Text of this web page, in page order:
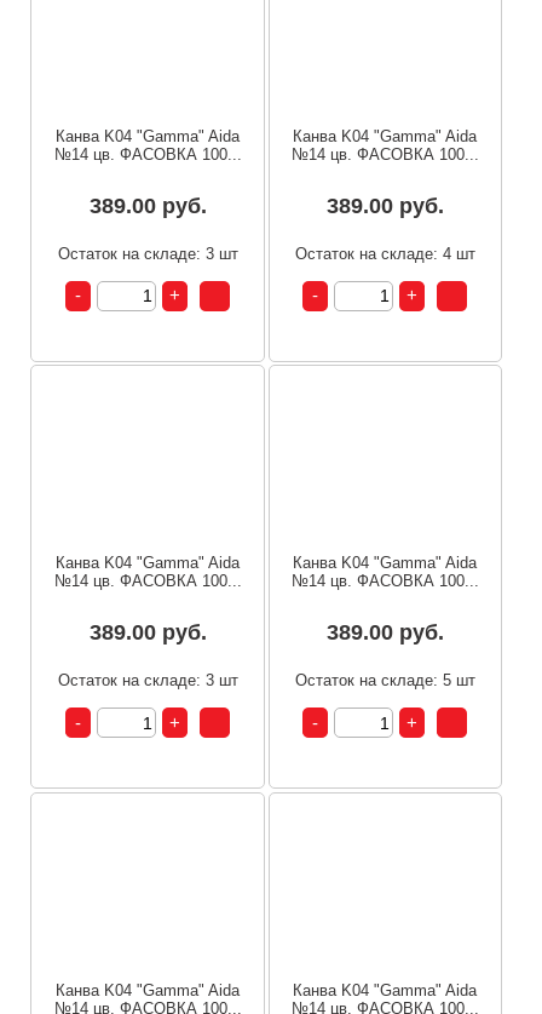
Канва K04 "Gamma" Aida
№14 цв. ФАСОВКА 100...
389.00 руб.
Остаток на складе: 3 шт
Канва K04 "Gamma" Aida
№14 цв. ФАСОВКА 100...
389.00 руб.
Остаток на складе: 4 шт
Канва K04 "Gamma" Aida
№14 цв. ФАСОВКА 100...
389.00 руб.
Остаток на складе: 3 шт
Канва K04 "Gamma" Aida
№14 цв. ФАСОВКА 100...
389.00 руб.
Остаток на складе: 5 шт
Канва K04 "Gamma" Aida
№14 цв. ФАСОВКА 100...
Канва K04 "Gamma" Aida
№14 цв. ФАСОВКА 100...